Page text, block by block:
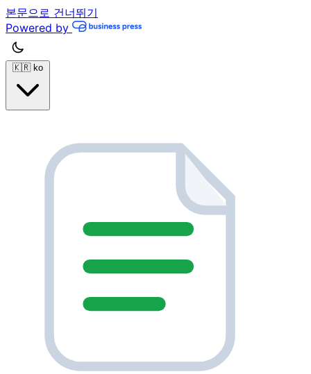
본문으로 건너뛰기
Powered by
🇰🇷 ko